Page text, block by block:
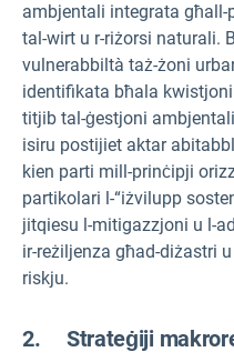
ambjentali integrata
tal-wirt u r-riżorsi naturali.
vulnerabbiltà taż-żoni
identifikata bħala
titjib tal-ġestjoni
isiru postijiet aktar
kien parti mill-prinċipji
partikolari l-“iżvilupp
jitqiesu l-mitigazzjoni u l-
ir-reżiljenza għad-diżastri
riskju.
2. Strateġiji